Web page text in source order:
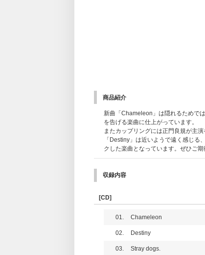
商品紹介
新曲「Chameleon」は隠れるためで
を告げる楽曲に仕上がっています。
またカップリングには正門良規が主
「Destiny」は近いようで遠く感じ
クした楽曲となっています。ぜひご期
収録内容
[CD]
01. Chameleon
02. Destiny
03. Stray dogs.